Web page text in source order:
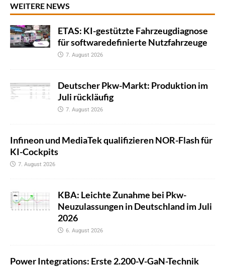
WEITERE NEWS
ETAS: KI-gestützte Fahrzeugdiagnose
für softwaredefinierte Nutzfahrzeuge
7. August 2026
Deutscher Pkw-Markt: Produktion im
Juli rückläufig
7. August 2026
Infineon und MediaTek qualifizieren NOR-Flash für
KI-Cockpits
7. August 2026
KBA: Leichte Zunahme bei Pkw-
Neuzulassungen in Deutschland im Juli
2026
6. August 2026
Power Integrations: Erste 2.200-V-GaN-Technik